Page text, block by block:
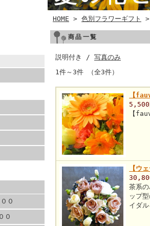
０
HOME > 色別フラワーギフト
商品一覧
説明付き / 写真のみ
1件～3件 （全3件）
【
5,500
【
【ウ
茶系
ップ
イダル